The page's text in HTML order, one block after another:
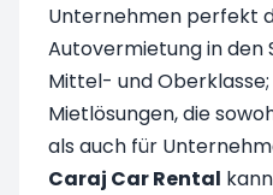
Unternehmen perfekt
Autovermietung in
Mittel- und
Mietlösungen, die
als auch für
Caraj Car Rental